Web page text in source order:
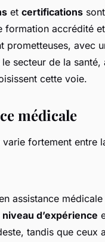
et certifications
accrédité
prometteuses, avec
secteur de la santé,
cette voie.
médicale
varie fortement entre
assistance
niveau d’expérience
tandis que ceux